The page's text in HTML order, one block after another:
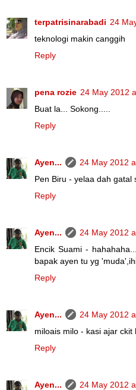
terpatrisinarabadi 24
teknologi makin canggih
Reply
pena rozie 24 May 2012
Buat la... Sokong.....
Reply
Ayen...
24 May 2012
Pen Biru - yelaa dah gatal
Reply
Ayen...
24 May 2012
Encik Suami -
bapak ayen tu yg
Reply
Ayen...
24 May 2012
miloais milo - kasi ajar ckit
Reply
Ayen...
24 May 2012